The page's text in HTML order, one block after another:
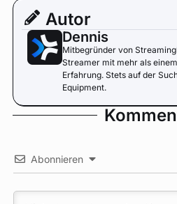
Autor
Dennis
Mitbegründer von
Streamer mit mehr als
Erfahrung. Stets auf der
Equipment.
Abonnieren